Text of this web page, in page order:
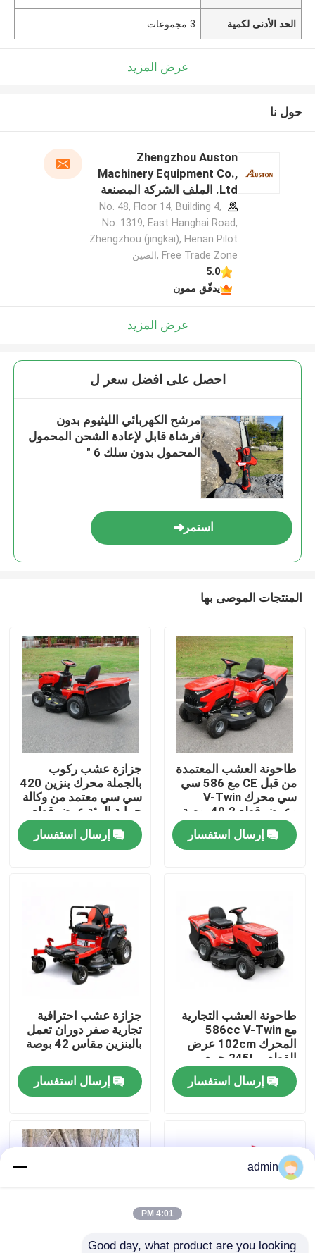
إرسال
المنزل
فيديوهات
حولنا
عرض المصنع
اتصل بنا
بالمنشار البنزين
منشار كهربائي
الحد الأدنى لكمية 3 مجموعات
عرض المزيد
حول نا
Zhengzhou Auston
Machinery Equipment Co.,
Ltd. الملف الشركة المصنعة
No. 48, Floor 14, Building 4,
No. 1319, East Hanghai Road,
Zhengzhou (jingkai), Henan Pilot
Free Trade Zone ,الصين
5.0
يدقّق ممون
عرض المزيد
احصل على افضل سعر ل
مرشح الكهربائي الليثيوم بدون
فرشاة قابل لإعادة الشحن المحمول
المحمول بدون سلك 6 "
استمر
المنتجات الموصى بها
طاحونة العشب المعتمدة
من قبل CE مع 586 سي
سي محرك V-Twin
وعرض قطع 40.2 بوصة
مصطاد العشب
إرسال استفسار
جزازة عشب ركوب
بالجملة محرك بنزين 420
سي سي معتمد من وكالة
حماية البيئة عرض قطع
38 بوصة دعم مصنعي
المعدات الأصلية
إرسال استفسار
طاحونة العشب التجارية
مع 586cc V-Twin
المحرك 102cm عرض
القطع و 245L جمع
العشب
إرسال استفسار
جزازة عشب احترافية
تجارية صفر دوران تعمل
بالبنزين مقاس 42 بوصة
إرسال استفسار
admin
4:01 PM
Good day, what product are you looking